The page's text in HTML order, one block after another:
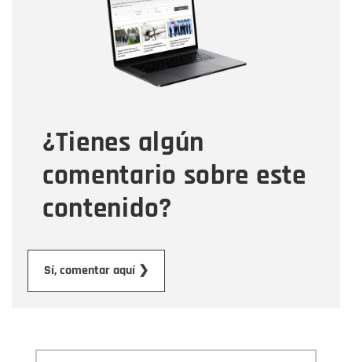
¿Tienes algún
comentario sobre este
contenido?
Sí, comentar aquí ❯
Correo electrónico
Tipo de comentario
Mensaje